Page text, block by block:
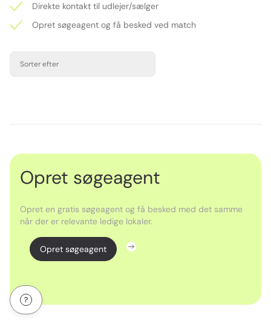
Direkte kontakt til udlejer/sælger
Opret søgeagent og få besked ved match
Sorter efter
Opret søgeagent
Opret en gratis søgeagent og få besked med det samme
når der er relevante ledige lokaler.
Opret søgeagent